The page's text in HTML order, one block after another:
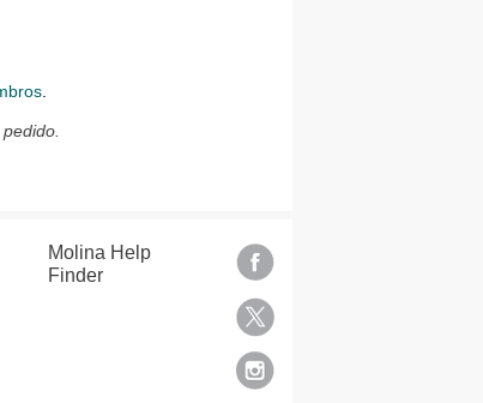
Molina Help
Finder